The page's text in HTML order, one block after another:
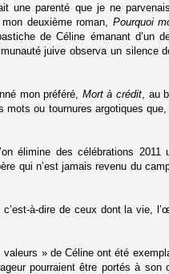
une parenté que je ne
deuxième roman, Pourquoi
de Céline émanant d’un
juive observa un silence
mon préféré, Mort à crédit, au
ou tournures argotiques
élimine des célébrations
qui n’est jamais revenu du
à-dire de ceux dont la vie,
» de Céline ont été
pourraient être portés à